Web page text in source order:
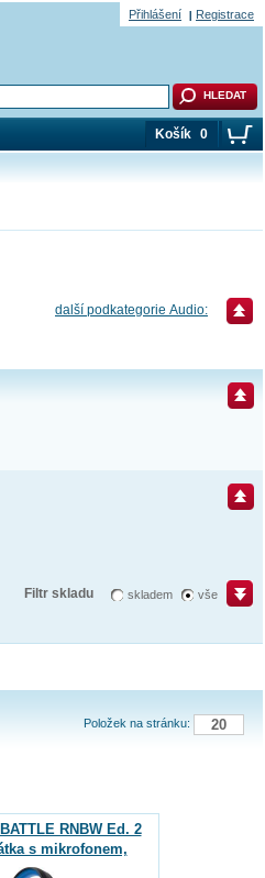
další podkategorie Audio:
Filtr skladu skladem vše
Položek na stránku:
RNBW Ed. 2
s mikrofonem,
MODRÁ
Košík 0
Přihlášení Registrace